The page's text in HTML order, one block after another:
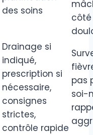
des soins
côté
Drainage si
indiqué,
prescription si
nécessaire,
consignes
strictes,
contrôle rapide
pas
soi-